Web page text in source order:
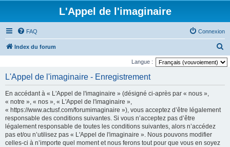
L'Appel de l'imaginaire
FAQ Connexion
Index du forum
e
Langue :
L'Appel de l'imaginaire - Enregistrement
En accédant à « L'Appel de l'imaginaire » (désigné ci-après par « nous »,
« notre », « nos », « L'Appel de l'imaginaire »,
« https://www.actusf.com/forumimaginaire »), vous acceptez d’être légalement
responsable des conditions suivantes. Si vous n’acceptez pas d’être
légalement responsable de toutes les conditions suivantes, alors n’accédez
pas et/ou n’utilisez pas « L'Appel de l'imaginaire ». Nous pouvons modifier
celles-ci à n’importe quel moment et nous ferons tout pour que vous en soyez